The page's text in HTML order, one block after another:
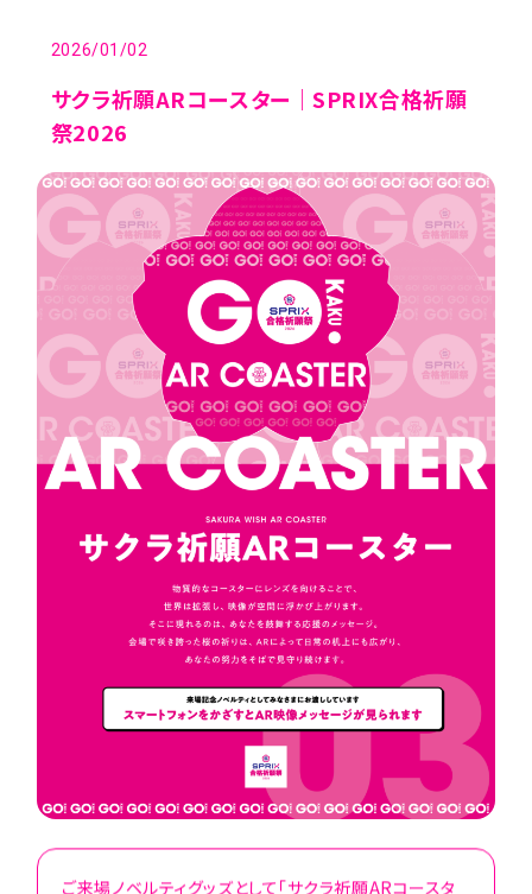
VIRTUAL
EVENT
2026/01/02
サクラ祈願ARコースター｜SPRIX合格祈願
祭2026
ご来場ノベルティグッズとして「サクラ祈願ARコースタ